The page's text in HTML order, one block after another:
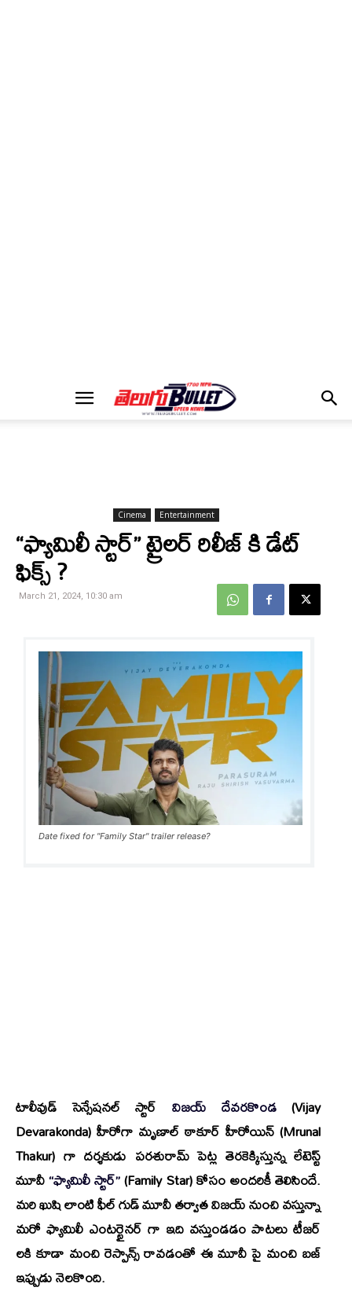
Cinema Entertainment
“ఫ్యామిలీ స్టార్” ట్రైలర్ రిలీజ్ కి డేట్
ఫిక్స్ ?
March 21, 2024, 10:30 am
Date fixed for "Family Star" trailer release?
టాలీవుడ్ సెన్సేషనల్ స్టార్ విజయ్ దేవరకొండ (Vijay
Devarakonda) హీరోగా మృణాల్ ఠాకూర్ హీరోయిన్ (Mrunal
Thakur) గా దర్శకుడు పరశురామ్ పెట్ల తెరకెక్కిస్తున్న లేటెస్ట్
మూవీ“ఫ్యామిలీ స్టార్”(Family Star) కోసం అందరికీ తెలిసిందే.
మరి ఖుషి లాంటి ఫీల్ గుడ్ మూవీ తర్వాత విజయ్ నుంచి వస్తున్నా
మరో ఫ్యామిలీ ఎంటర్టైనర్ గా ఇది వస్తుండడం పాటలు టీజర్
లకి కూడా మంచి రెస్పాన్స్ రావడంతో ఈ మూవీ పై మంచి బజ్
ఇప్పుడు నెలకొంది.